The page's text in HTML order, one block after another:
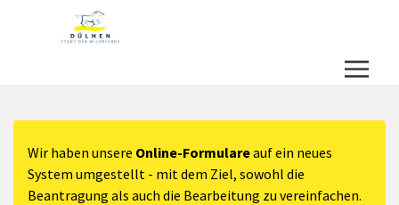
Zum Header
Zum Hauptinhalt
Zum Footer
Zum Hauptinhalt springen
Wir haben unsere Online-Formulareauf ein neues
System umgestellt - mit dem Ziel, sowohl die
Beantragung als auch die Bearbeitung zu vereinfachen.